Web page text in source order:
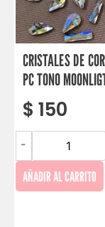
CRISTALES DE
PC TONO
$ 150
-
AÑADIR AL CARRITO